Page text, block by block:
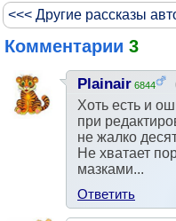
<<< Другие рассказы
Комментарии 3
Plainair 6844
Хоть есть и
при
не жалко
Не хватает
мазками...
Ответить